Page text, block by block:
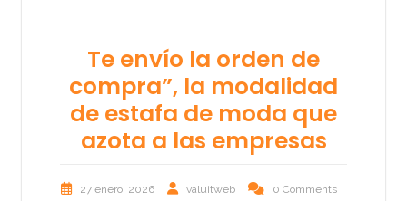
Te envío la orden de
compra”, la modalidad
de estafa de moda que
azota a las empresas
27 enero, 2026 valuitweb 0 Comments